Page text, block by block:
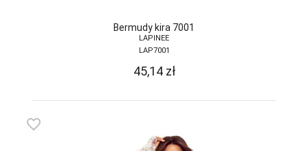
Bermudy kira 7001
LAPINEE
LAP7001
45,14 zł
favorite_border